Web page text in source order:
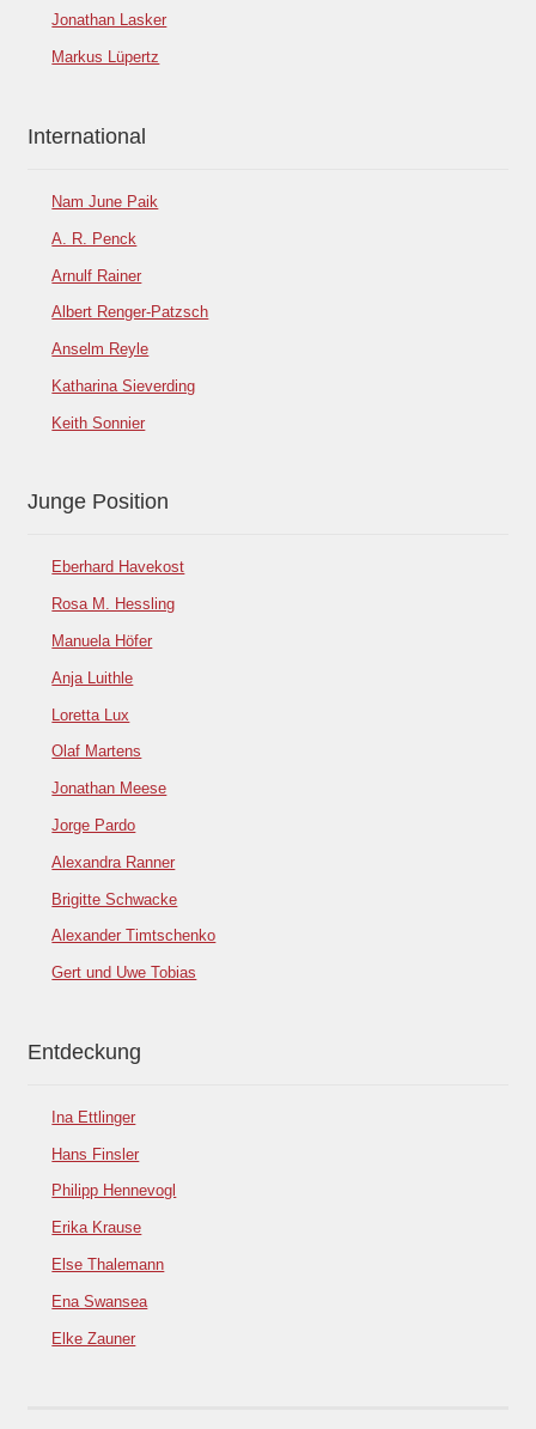
Jonathan Lasker
Markus Lüpertz
International
Nam June Paik
A. R. Penck
Arnulf Rainer
Albert Renger-Patzsch
Anselm Reyle
Katharina Sieverding
Keith Sonnier
Junge Position
Eberhard Havekost
Rosa M. Hessling
Manuela Höfer
Anja Luithle
Loretta Lux
Olaf Martens
Jonathan Meese
Jorge Pardo
Alexandra Ranner
Brigitte Schwacke
Alexander Timtschenko
Gert und Uwe Tobias
Entdeckung
Ina Ettlinger
Hans Finsler
Philipp Hennevogl
Erika Krause
Else Thalemann
Ena Swansea
Elke Zauner